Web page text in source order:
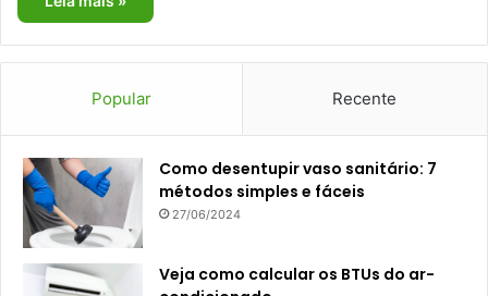
Popular Recente
Como desentupir vaso sanitário: 7
métodos simples e fáceis
27/06/2024
Veja como calcular os BTUs do ar-